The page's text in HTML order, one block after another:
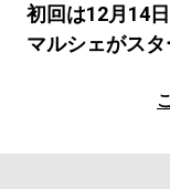
初回は12月14
マルシェがスタ